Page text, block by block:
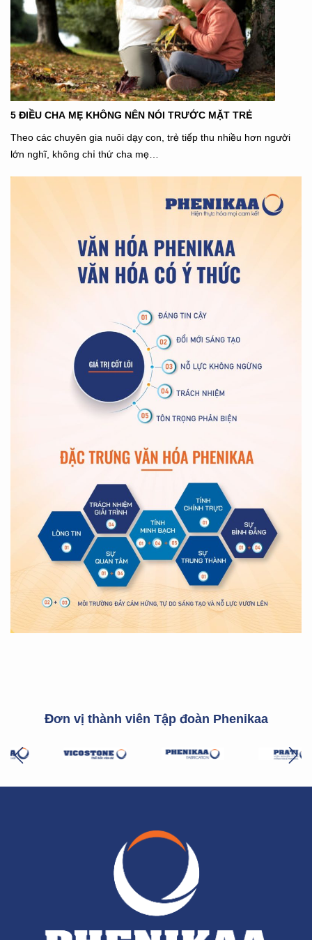
5 ĐIỀU CHA MẸ KHÔNG NÊN NÓI TRƯỚC MẶT TRẺ
Theo các chuyên gia nuôi dạy con, trẻ tiếp thu nhiều hơn người
lớn nghĩ, không chỉ thứ cha mẹ…
Đơn vị thành viên Tập đoàn Phenikaa